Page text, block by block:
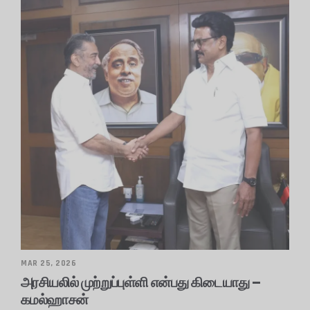
MAR 25, 2026
அரசியலில் முற்றுப்புள்ளி என்பது கிடையாது –
கமல்ஹாசன்